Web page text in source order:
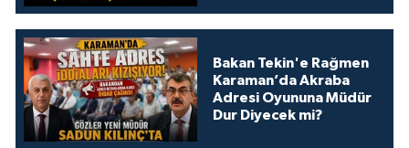
Bakan Tekin'e Rağmen
Karaman’da Akraba
Adresi Oyununa Müdür
Dur Diyecek mi?